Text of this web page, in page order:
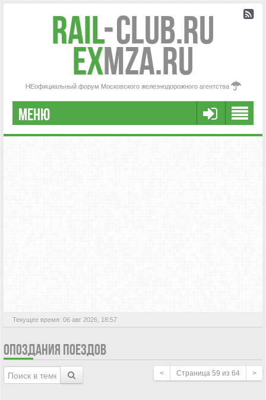
Rail-Club.RU
exMZA.RU
НЕофициальный форум Московского железнодорожного агентства
МЕНЮ
РЕГИСТРАЦИЯ
Текущее время: 06 авг 2026, 18:57
ОПОЗДАНИЯ ПОЕЗДОВ
< Страница 59 из 64 >